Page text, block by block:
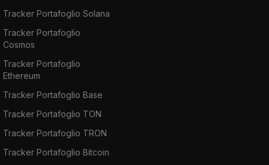
Tracker Portafoglio Solana
Tracker Portafoglio
Cosmos
Tracker Portafoglio
Ethereum
Tracker Portafoglio Base
Tracker Portafoglio TON
Tracker Portafoglio TRON
Tracker Portafoglio Bitcoin